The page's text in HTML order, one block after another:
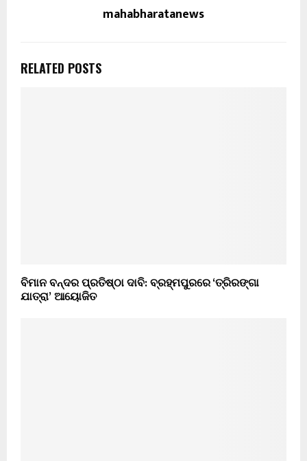
mahabharatanews
RELATED POSTS
ବିମାନ ବନ୍ଦର ପ୍ରତିଷ୍ଠା ଦାବି: ବ୍ରହ୍ମପୁରରେ ‘ତ୍ରିରଙ୍ଗା
ଯାତ୍ରା’ ଆୟୋଜିତ